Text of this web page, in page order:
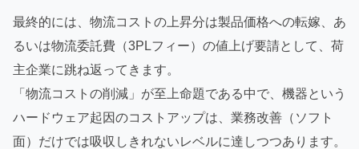
最終的には、物流コストの上昇分は製品価格への転嫁、あ
るいは物流委託費（3PLフィー）の値上げ要請として、荷
主企業に跳ね返ってきます。
「物流コストの削減」が至上命題である中で、機器という
ハードウェア起因のコストアップは、業務改善（ソフト
面）だけでは吸収しきれないレベルに達しつつあります。